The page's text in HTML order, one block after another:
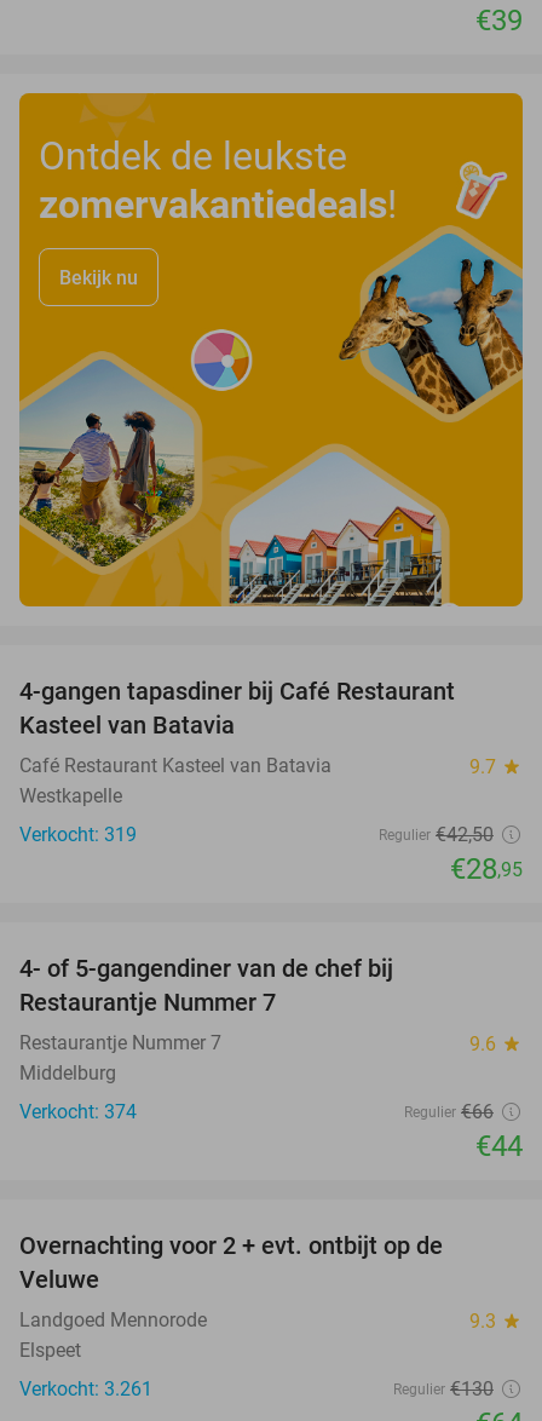
€39
Ontdek de leukste
zomervakantiedeals!
Bekijk nu
4-gangen tapasdiner bij Café Restaurant
Kasteel van Batavia
Café Restaurant Kasteel van Batavia 9.7 star
Westkapelle
Verkocht: 319
Regulier €42,50
€28,95
4- of 5-gangendiner van de chef bij
Restaurantje Nummer 7
Restaurantje Nummer 7 9.6 star
Middelburg
Verkocht: 374
Regulier €66
€44
Overnachting voor 2 + evt. ontbijt op de
Veluwe
Landgoed Mennorode 9.3 star
Elspeet
Verkocht: 3.261
Regulier €130